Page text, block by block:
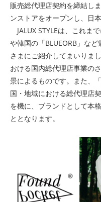
販売総代理店契約を締結し
ンストアをオープンし、日
JALUX STYLEは、これま
や韓国の「BLUEORB」な
さまにご紹介してまいりま
おける国内総代理店事業の
景によるものです。また、
国・地域における総代理店
を機に、ブランドとして本
ととなります。